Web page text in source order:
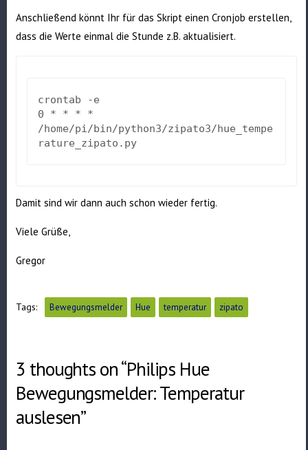
Anschließend könnt Ihr für das Skript einen Cronjob erstellen,
dass die Werte einmal die Stunde z.B. aktualisiert.
crontab -e
0 * * * *
/home/pi/bin/python3/zipato3/hue_tempe
rature_zipato.py
Damit sind wir dann auch schon wieder fertig.
Viele Grüße,
Gregor
Tags: Bewegungsmelder Hue temperatur zipato
3 thoughts on “Philips Hue
Bewegungsmelder: Temperatur
auslesen”